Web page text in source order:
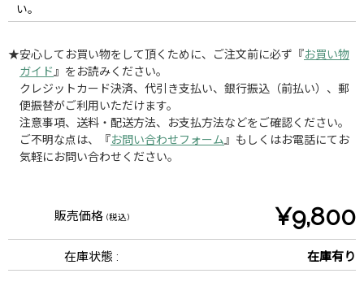
い。
★安心してお買い物をして頂くために、ご注文前に必ず『お買い物
ガイド 』をお読みください。
クレジットカード決済、代引き支払い、銀行振込（前払い）、郵
便振替がご利用いただけます。
注意事項、送料・配送方法、お支払方法などをご確認ください。
ご不明な点は、『お問い合わせフォーム 』もしくはお電話にてお
気軽にお問い合わせください。
販売価格 (税込) ¥9,800
在庫状態 : 在庫有り